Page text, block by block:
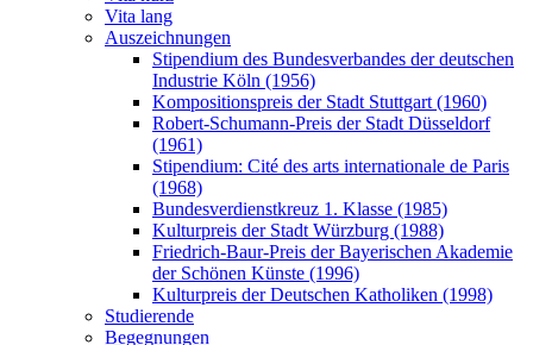
Vita lang
Auszeichnungen
Stipendium des Bundesverbandes der deutschen
Industrie Köln (1956)
Kompositionspreis der Stadt Stuttgart (1960)
Robert-Schumann-Preis der Stadt Düsseldorf
(1961)
Stipendium: Cité des arts internationale de Paris
(1968)
Bundesverdienstkreuz 1. Klasse (1985)
Kulturpreis der Stadt Würzburg (1988)
Friedrich-Baur-Preis der Bayerischen Akademie
der Schönen Künste (1996)
Kulturpreis der Deutschen Katholiken (1998)
Studierende
Begegnungen